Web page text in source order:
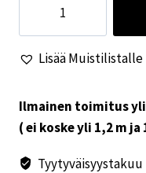
telttamatto
3x5m
harmaaLisää Muistilistalle
Ilmainen toimitus
( ei koske yli 1,2 m
Tyytyväisyystakuu